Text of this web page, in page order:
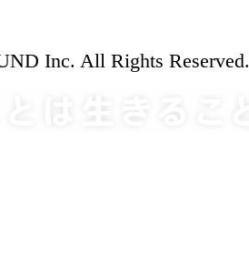
Inc. All Rights Reserved.